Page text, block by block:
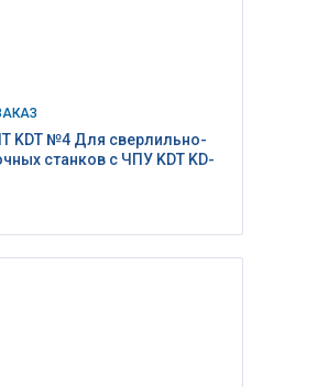
KDT №4 Для сверлильно-
станков с ЧПУ KDT KD-